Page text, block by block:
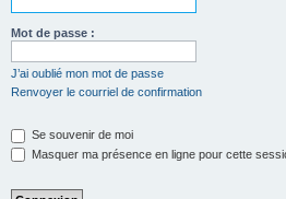
Mot de passe :
J’ai oublié mon mot de passe
Renvoyer le courriel de confirmation
Se souvenir de moi
Masquer ma présence en ligne pour cette